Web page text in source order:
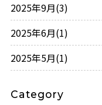
2025年9月(3)
2025年6月(1)
2025年5月(1)
Category